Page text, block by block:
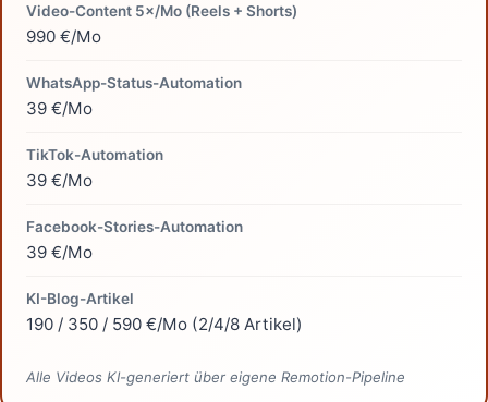
Video-Content 5×/Mo (Reels + Shorts)
990 €/Mo
WhatsApp-Status-Automation
39 €/Mo
TikTok-Automation
39 €/Mo
Facebook-Stories-Automation
39 €/Mo
KI-Blog-Artikel
190 / 350 / 590 €/Mo (2/4/8 Artikel)
Alle Videos KI-generiert über eigene Remotion-Pipeline